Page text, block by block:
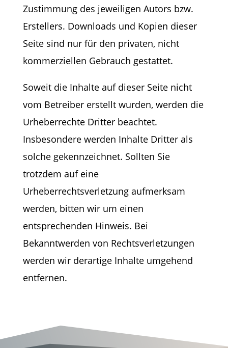
Zustimmung des jeweiligen Autors bzw.
Erstellers. Downloads und Kopien dieser
Seite sind nur für den privaten, nicht
kommerziellen Gebrauch gestattet.
Soweit die Inhalte auf dieser Seite nicht
vom Betreiber erstellt wurden, werden die
Urheberrechte Dritter beachtet.
Insbesondere werden Inhalte Dritter als
solche gekennzeichnet. Sollten Sie
trotzdem auf eine
Urheberrechtsverletzung aufmerksam
werden, bitten wir um einen
entsprechenden Hinweis. Bei
Bekanntwerden von Rechtsverletzungen
werden wir derartige Inhalte umgehend
entfernen.